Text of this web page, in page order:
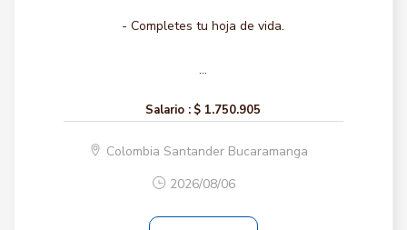
- Completes tu hoja de vida.
...
Salario : $ 1.750.905
Colombia Santander Bucaramanga
2026/08/06